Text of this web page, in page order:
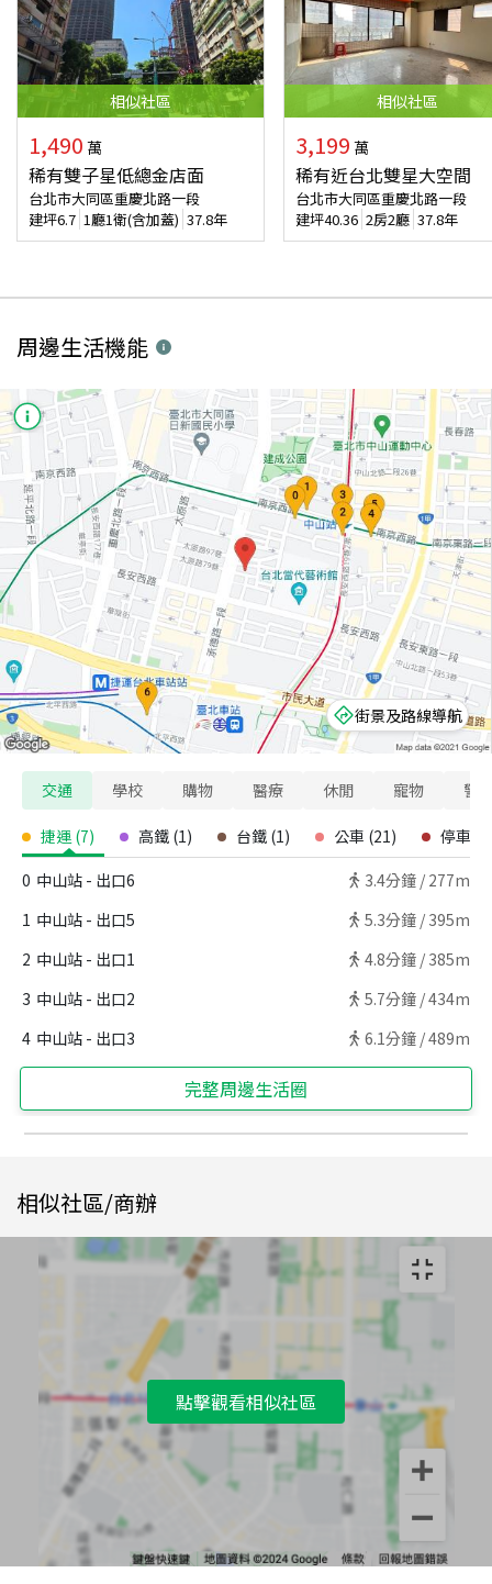
相似社區
1,490 萬
稀有雙子星低總金店面
台北市大同區重慶北路一段
建坪6.7 1廳1衛(含加蓋) 37.8年
相似社區
3,199 萬
稀有近台北雙星大空間
台北市大同區重慶北路一段
建坪40.36 2房2廳 37.8年
周邊生活機能
街景及路線導航
交通 學校 購物 醫療 休閒 寵物 警
捷運 (7) 高鐵 (1) 台鐵 (1) 公車 (21) 停車場
0 中山站 - 出口6 3.4分鐘 / 277m
1 中山站 - 出口5 5.3分鐘 / 395m
2 中山站 - 出口1 4.8分鐘 / 385m
3 中山站 - 出口2 5.7分鐘 /434m
4 中山站 - 出口3 6.1分鐘 /489m
完整周邊生活圈
相似社區/商辦
點擊觀看相似社區